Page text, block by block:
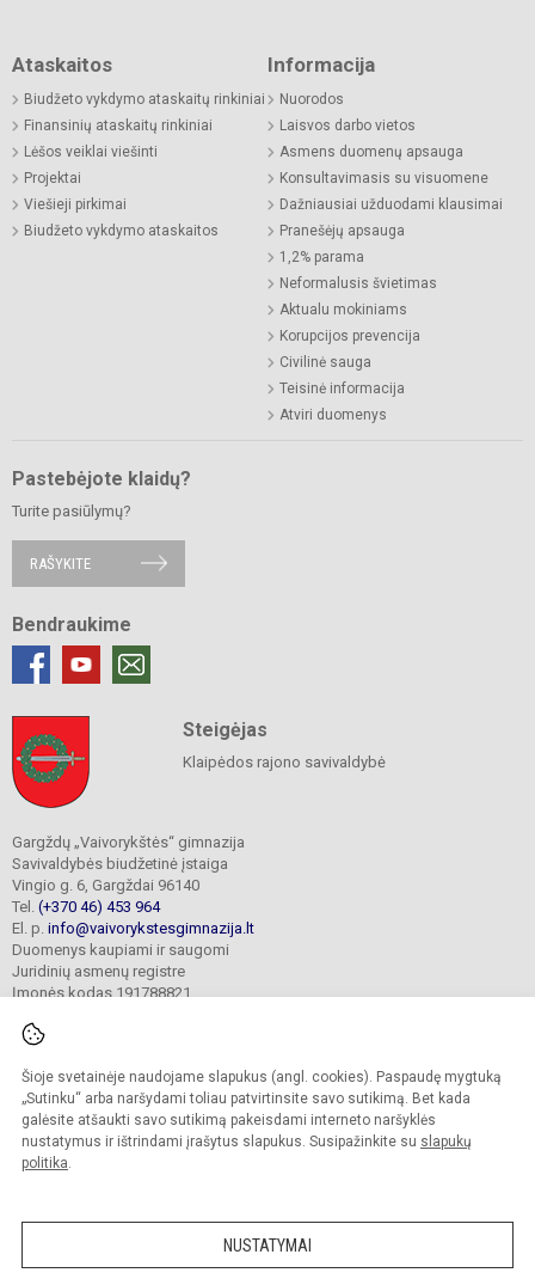
Šioje svetainėje naudojame slapukus (angl. cookies). Paspaudę mygtuką
„Sutinku“ arba naršydami toliau patvirtinsite savo sutikimą. Bet kada
galėsite atšaukti savo sutikimą pakeisdami interneto naršyklės
nustatymus ir ištrindami įrašytus slapukus. Susipažinkite su slapukų
politika.
NUSTATYMAI
Ataskaitos
Biudžeto vykdymo ataskaitų rinkiniai
Finansinių ataskaitų rinkiniai
Lėšos veiklai viešinti
Projektai
Viešieji pirkimai
Biudžeto vykdymo ataskaitos
Informacija
Nuorodos
Laisvos darbo vietos
Asmens duomenų apsauga
Konsultavimasis su visuomene
Dažniausiai užduodami klausimai
Pranešėjų apsauga
1,2% parama
Neformalusis švietimas
Aktualu mokiniams
Korupcijos prevencija
Civilinė sauga
Teisinė informacija
Atviri duomenys
Pastebėjote klaidų?
Turite pasiūlymų?
RAŠYKITE
Bendraukime
Steigėjas
Klaipėdos rajono savivaldybė
Gargždų „Vaivorykštės“ gimnazija
Savivaldybės biudžetinė įstaiga
Vingio g. 6, Gargždai 96140
Tel. (+370 46) 453 964
El. p. info@vaivorykstesgimnazija.lt
Duomenys kaupiami ir saugomi
Juridinių asmenų registre
Įmonės kodas 191788821
© 2022. Gargždų „Vaivorykštės“ gimnazija. Visos teisės saugomos.
Kopijuoti turinį be raštiško gimnazijos sutikimo griežtai draudžiama.
Prieinamumo paraiška Slapukų valdymas
Sumanus būdas atnaujinti